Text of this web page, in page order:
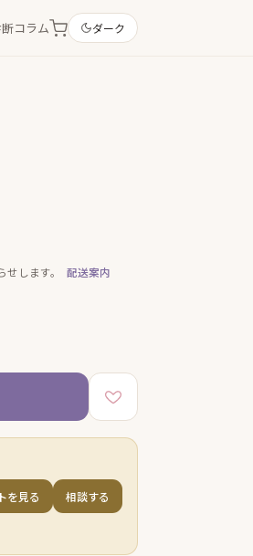
コラム ダーク
します。 配送案内
を見る 相談する